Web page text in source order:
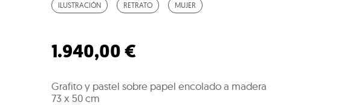
ILUSTRACIÓN RETRATO MUJER
1.940,00 €
Grafito y pastel sobre papel encolado a madera
73 x 50 cm